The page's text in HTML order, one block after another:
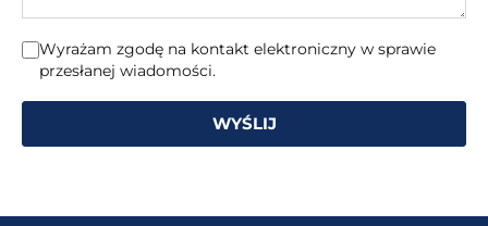
Wyrażam zgodę na kontakt elektroniczny w sprawie
przesłanej wiadomości.
WYŚLIJ